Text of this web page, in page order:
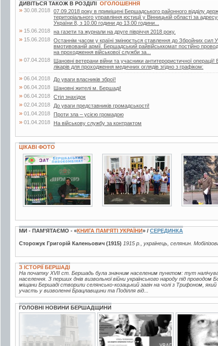
ДИВІТЬСЯ ТАКОЖ В РОЗДІЛІ ОГОЛОШЕННЯ
» 30.08.2018 07.09.2018 року в приміщені Бершадського районного відділу
територіального управління юстиції у Вінницькій області за
України 8, з 10.00 години до 13.00 години...
» 15.06.2018 на газети та журнали на друге півріччя 2018 року.
» 15.06.2018 Останнім часом у країні змінюється ставлення до Збройних сил
вмотивованій армії. Бершадський райвійськкомат постійно
на проходження військової служби за...
» 07.04.2018
Шановні ветерани війни та учасники антитерористичної
лікарів для проходження медичних оглядів згідно з графіком:
» 06.04.2018 До уваги власників зброї!
» 06.04.2018 Шановні жителі м. Бершаді!
» 06.04.2018 Стіл знахідок
» 02.04.2018 До уваги представників громадськості!
» 01.04.2018 Проти зла – усією громадою
» 01.04.2018 На військову службу за контрактом
ЦІКАВІ ФОТО
9 фото 6 фото 3 фото
МИ - ПАМ’ЯТАЄМО - «КНИГА ПАМ’ЯТІ УКРАЇНИ» / СЕРЕДИНКА
Сторожук Григорій Каленьович (1915) 1915 р., українець, селянин.
З ІСТОРІЇ БЕРШАДІ
На початку XVII ст. Бершадь була значним населеним пунктом: тут
населення. З перших днів визвольної війни українського народу під проводом
міщани Бершаді створили селянсько-козацький загін на чолі з Трифоном,
участь у визволенні Брацлавщини та Поділля від...
ГОЛОВНІ НОВИНИ БЕРШАДЩИНИ